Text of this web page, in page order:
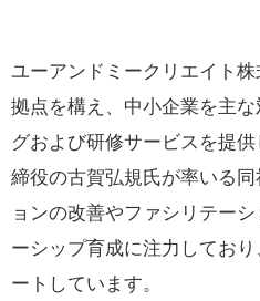
ユーアンドミークリエイト
拠点を構え、中小企業を主
グおよび研修サービスを提
締役の古賀弘規氏が率いる
ョンの改善やファシリテー
ーシップ育成に注力してお
ートしています。